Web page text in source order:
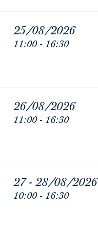
25/08/2026
11:00 - 16:30
26/08/2026
11:00 - 16:30
27 - 28/08/2026
10:00 - 16:30